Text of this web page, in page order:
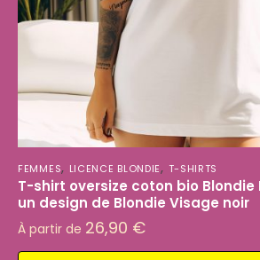
FEMMES, LICENCE BLONDIE, T-SHIRTS
T-shirt oversize coton bio Blondie
un design de Blondie Visage noir
À partir de 26,90 €